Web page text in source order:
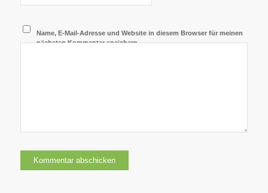
Name, E-Mail-Adresse und Website in diesem Browser für meinen
nächsten Kommentar speichern.